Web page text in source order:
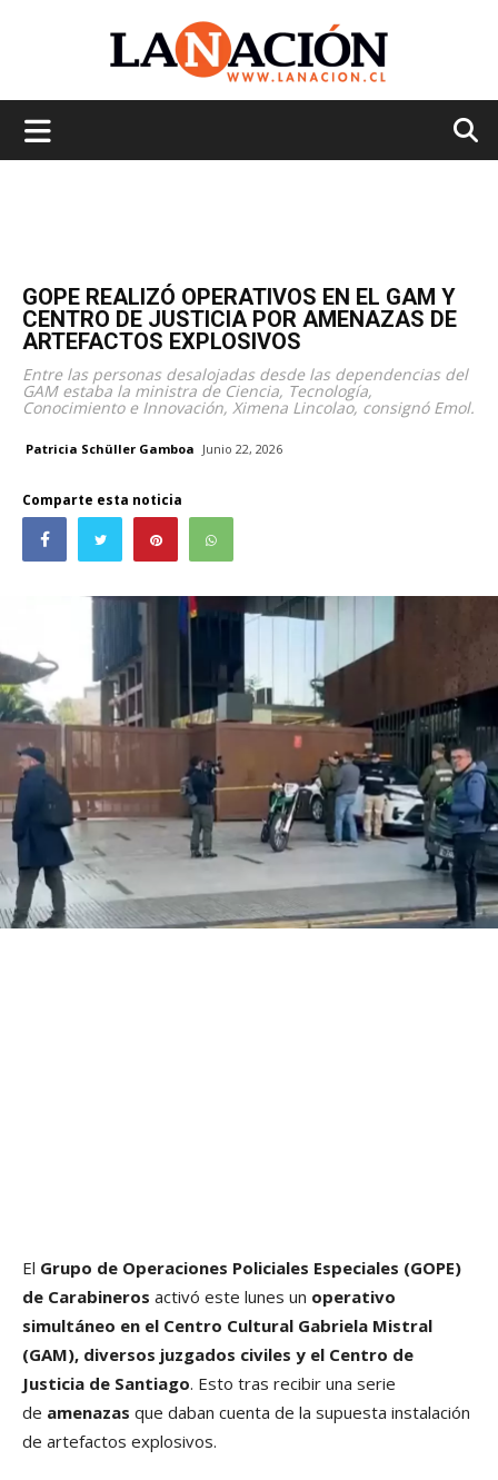
GOPE REALIZÓ OPERATIVOS EN EL GAM Y
CENTRO DE JUSTICIA POR AMENAZAS DE
ARTEFACTOS EXPLOSIVOS
Entre las personas desalojadas desde las dependencias del
GAM estaba la ministra de Ciencia, Tecnología,
Conocimiento e Innovación, Ximena Lincolao, consignó Emol.
Patricia Schüller Gamboa Junio 22, 2026
Comparte esta noticia
El Grupo de Operaciones Policiales Especiales (GOPE)
de Carabineros activó este lunes un operativo
simultáneo en el Centro Cultural Gabriela Mistral
(GAM), diversos juzgados civiles y el Centro de
Justicia de Santiago. Esto tras recibir una serie
de amenazas que daban cuenta de la supuesta instalación
de artefactos explosivos.